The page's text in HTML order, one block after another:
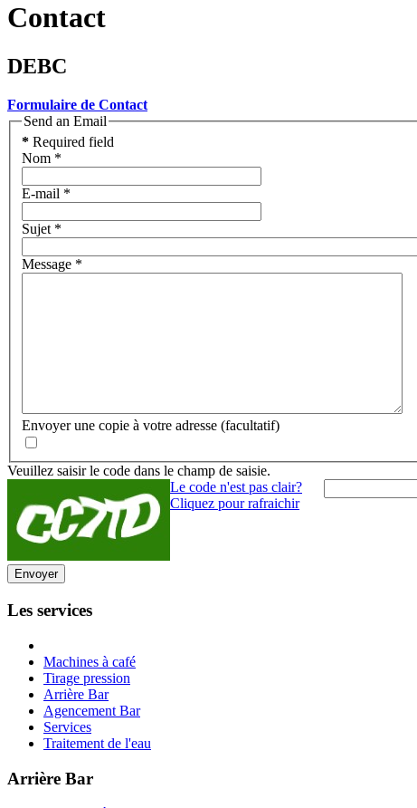
Contact
DEBC
Formulaire de Contact
Send an Email
* Required field
Nom *
E-mail *
Sujet *
Message *
Envoyer une copie à votre adresse (facultatif)
Veuillez saisir le code dans le champ de saisie.
Le code n'est pas clair?
Cliquez pour rafraichir
Envoyer
Les services
Machines à café
Tirage pression
Arrière Bar
Agencement Bar
Services
Traitement de l'eau
Arrière Bar